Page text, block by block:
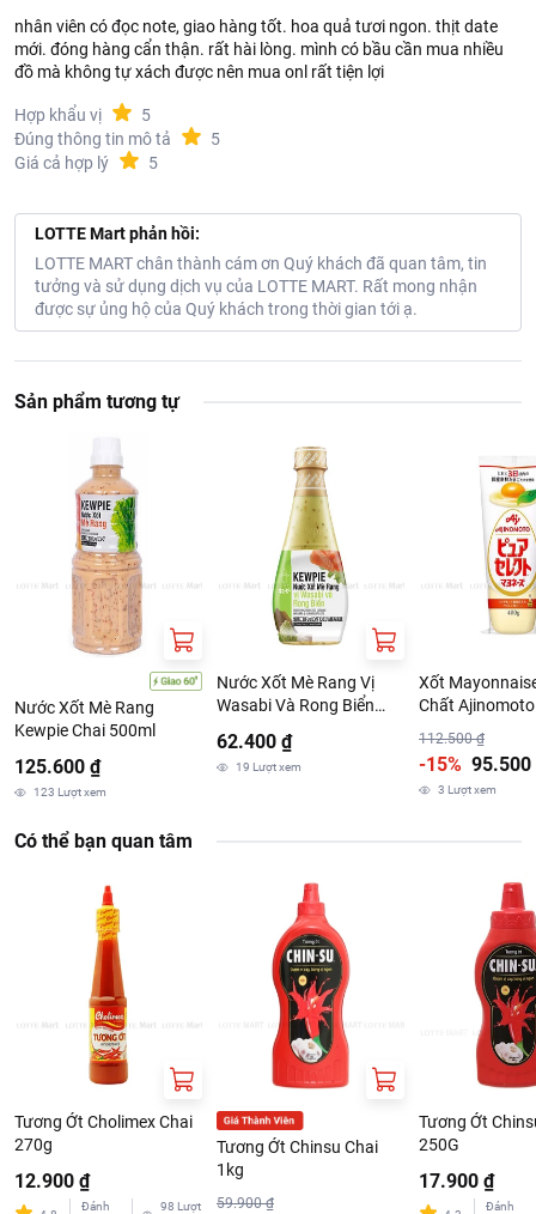
nhân viên có đọc note, giao hàng tốt. hoa quả tươi ngon. thịt date
mới. đóng hàng cẩn thận. rất hài lòng. mình có bầu cần mua nhiều
đồ mà không tự xách được nên mua onl rất tiện lợi
Hợp khẩu vị
5
Đúng thông tin mô tả
5
Giá cả hợp lý
5
LOTTE Mart phản hồi:
LOTTE MART chân thành cám ơn Quý khách đã quan tâm, tin
tưởng và sử dụng dịch vụ của LOTTE MART. Rất mong nhận
được sự ủng hộ của Quý khách trong thời gian tới ạ.
Sản phẩm tương tự
Nước Xốt Mè Rang
Kewpie Chai 500ml
125.600 ₫
123 Lượt xem
Nước Xốt Mè Rang Vị
Wasabi Và Rong Biển
62.400 ₫
19 Lượt xem
Xốt
Chất
112.500 ₫
-15% 95.500
3 Lượt xem
Có thể bạn quan tâm
Tương Ớt Cholimex Chai
270g
12.900 ₫
Đánh 98 Lượt
Tương Ớt Chinsu Chai
1kg
59.900 ₫
Tương Ớt
250G
17.900 ₫
Đánh